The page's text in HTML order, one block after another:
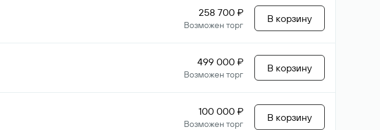
258 700 ₽
Возможен торг
В корзину
499 000 ₽
Возможен торг
В корзину
100 000 ₽
Возможен торг
В корзину